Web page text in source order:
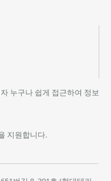
누구나 쉽게 접근하여 정보
지원합니다.